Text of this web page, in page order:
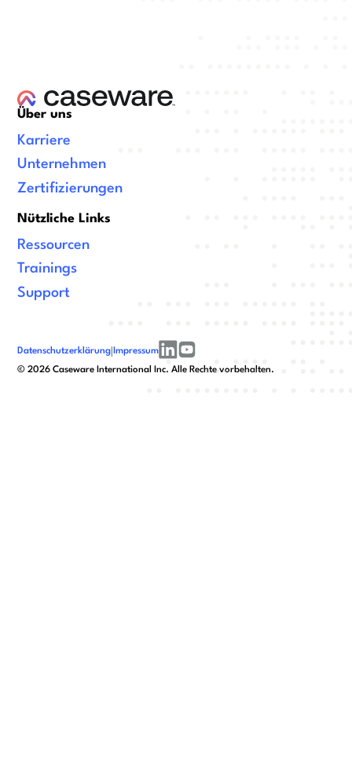
Über uns
Karriere
Unternehmen
Zertifizierungen
Nützliche Links
Ressourcen
Trainings
Support
©2026 Caseware International Inc. Alle Rechte vorbehalten.
Datenschutzerklärung | Impressum
linkedinyoutube